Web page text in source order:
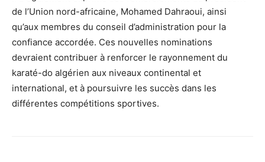
de l’Union nord-africaine, Mohamed Dahraoui, ainsi
qu’aux membres du conseil d’administration pour la
confiance accordée. Ces nouvelles nominations
devraient contribuer à renforcer le rayonnement du
karaté-do algérien aux niveaux continental et
international, et à poursuivre les succès dans les
différentes compétitions sportives.